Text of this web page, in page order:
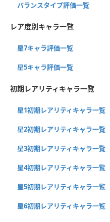
バランスタイプ評価一覧
レア度別キャラ一覧
星7キャラ評価一覧
星5キャラ評価一覧
初期レアリティキャラ一覧
星1初期レアリティキャラ一覧
星2初期レアリティキャラ一覧
星3初期レアリティキャラ一覧
星4初期レアリティキャラ一覧
星5初期レアリティキャラ一覧
星6初期レアリティキャラ一覧